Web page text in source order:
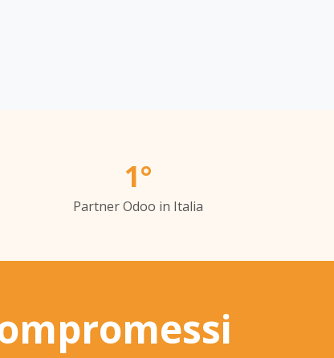
1°
Partner Odoo in Italia